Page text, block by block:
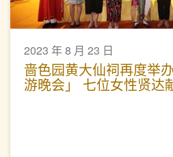
2023 年 8 月 23 日
啬色园黄大仙祠再度举
游晚会」 七位女性贤